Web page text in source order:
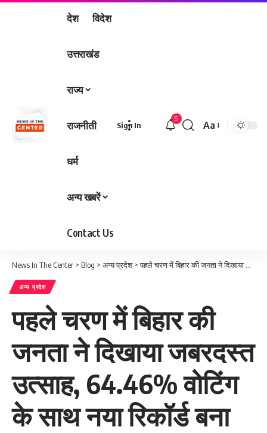
देश विदेश
उत्तराखंड
राज्य
राजनीती
धर्म
अन्य खबरें
Contact Us
Sign In
5
Font
Aa
News In The Center > Blog > अन्य प्रदेश>पहले चरण में बिहार की जनता ने दिखाया जबरदस्त उत्साह, 64.46% वोटिंग के साथ नया रिकॉर्ड बना
अन्य प्रदेश
पहले चरण में बिहार की
जनता ने दिखाया जबरदस्त
उत्साह, 64.46% वोटिंग
के साथ नया रिकॉर्ड बना